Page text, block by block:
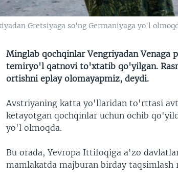
Gretsiyaga so'ng Germaniyaga yo'l
Minglab qochqinlar Vengriyadan
temiryo'l qatnovi to'xtatib qo'yilgan.
ortishni eplay olomayapmiz, deydi.
Avstriyaning katta yo'llaridan to'rttasi
ketayotgan qochqinlar uchun ochib
yo'l olmoqda.
Bu orada, Yevropa Ittifoqiga a'zo
mamlakatda majburan birday taqsimlash